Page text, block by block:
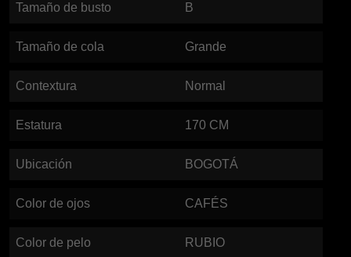
Tamaño de busto B
Tamaño de cola Grande
Contextura Normal
Estatura 170 CM
Ubicación BOGOTÁ
Color de ojos CAFÉS
Color de pelo RUBIO